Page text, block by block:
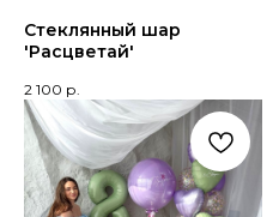
Стеклянный шар
'Расцветай'
2 100 р.